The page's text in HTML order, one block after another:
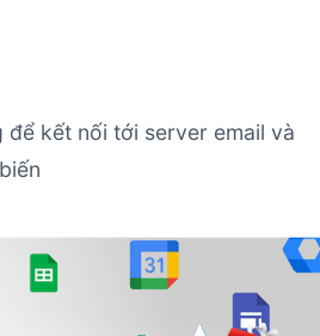
kết nối tới server email và